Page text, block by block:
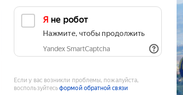
Я не робот
Нажмите, чтобы продолжить
Yandex SmartCaptcha
Если у вас возникли проблемы, пожалуйста,
воспользуйтесьформой обратной связи